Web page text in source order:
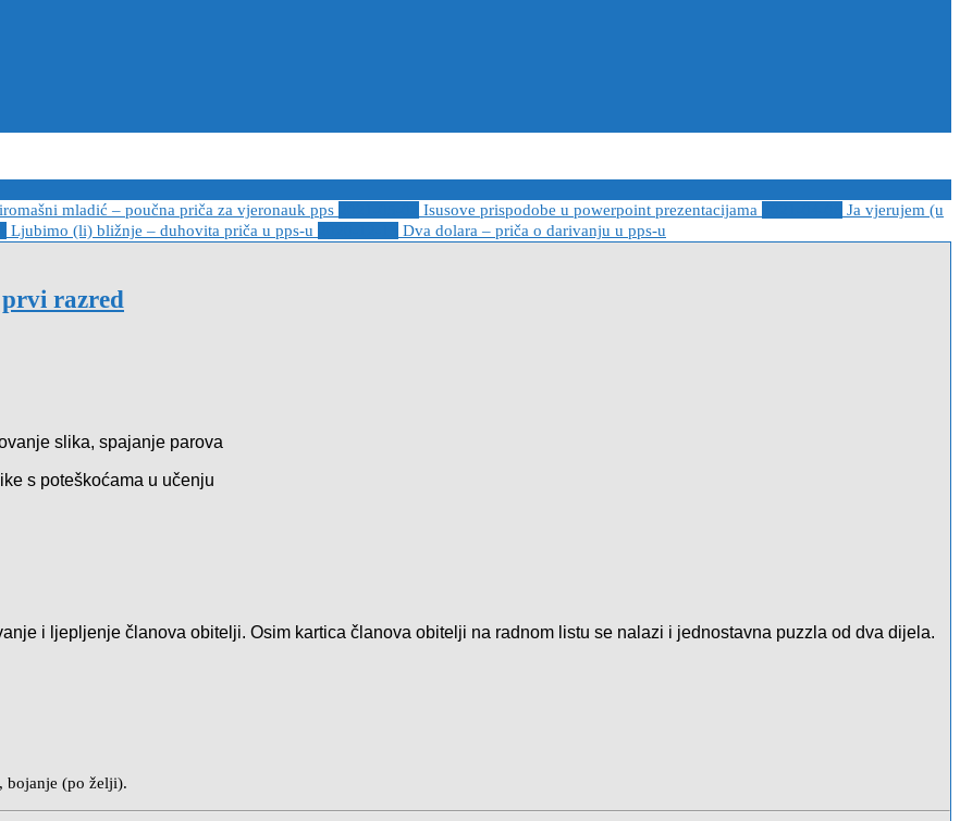
mladić – poučna priča za vjeronauk pps Isusove prispodobe u powerpoint prezentacijama
Ja vjerujem (u
Ljubimo (li) bližnje – duhovita priča u pps-u
Dva dolara – priča o darivanju u pps-u
razred
slika, spajanje parova
s poteškoćama u učenju
i ljepljenje članova obitelji. Osim kartica članova obitelji na radnom listu se nalazi i jednostavna puzzla od dva dijela.
bojanje (po želji).